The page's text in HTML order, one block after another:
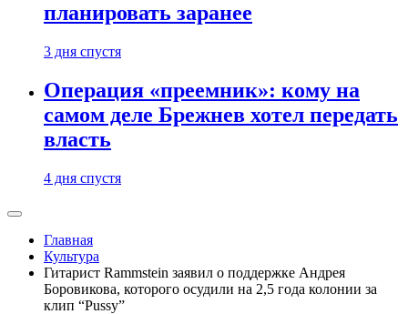
планировать заранее
3 дня спустя
Операция «преемник»: кому на
самом деле Брежнев хотел передать
власть
4 дня спустя
Главная
Культура
Гитарист Rammstein заявил о поддержке Андрея
Боровикова, которого осудили на 2,5 года колонии за
клип “Pussy”